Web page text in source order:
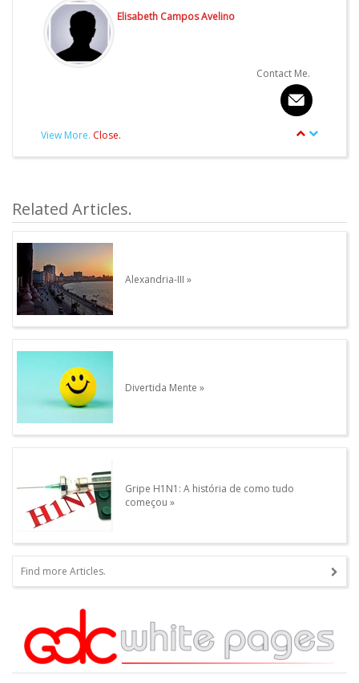
Elisabeth Campos Avelino
Contact Me.
View More. Close.
Other articles written by this Author.
Related Articles.
Alexandria-III
Divertida Mente
Gripe H1N1: A história de como tudo
começou
Find more Articles.